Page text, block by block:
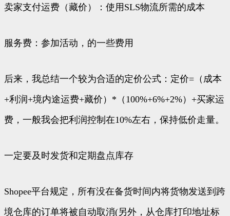
卖家支付运费（藏价）：使用SLS物流所需的成本
服务费：参加活动，的一些费用
后来，我总结一个较为合适的定价公式：定价=（成本
+利润+境内途运费+藏价）*（100%+6%+2%）+买家运
费，一般我会把利润控制在10%左右，保持低价走量。
一定要及时发货和定期盘点库存
Shopee平台规定，所有没在备货时间内将货物发送到跨
境仓库的订单将被自动取消(另外，从仓库打印地址标